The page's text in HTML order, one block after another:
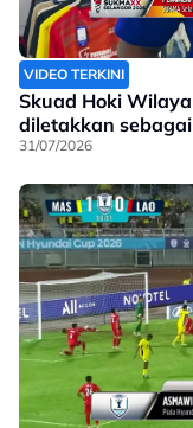
VIDEO TERKINI
Skuad Hoki
diletakkan
31/07/2026